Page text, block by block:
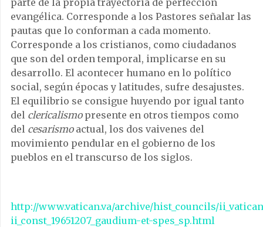
parte de la propia trayectoria de perfección
evangélica. Corresponde a los Pastores señalar las
pautas que lo conforman a cada momento.
Corresponde a los cristianos, como ciudadanos
que son del orden temporal, implicarse en su
desarrollo. El acontecer humano en lo político
social, según épocas y latitudes, sufre desajustes.
El equilibrio se consigue huyendo por igual tanto
del clericalismopresente en otros tiempos como
del cesarismo actual, los dos vaivenes del
movimiento pendular en el gobierno de los
pueblos en el transcurso de los siglos.
http://www.vatican.va/archive/hist_councils/
ii_const_19651207_gaudium-et-spes_sp.html